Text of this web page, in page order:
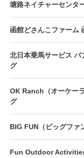
塘路ネイチャーセンタ
函館どさんこファーム
北日本乗馬サービス バ
グ
OK Ranch（オーケー
グ
BIG FUN（ビッグファ
Fun Outdoor Activities